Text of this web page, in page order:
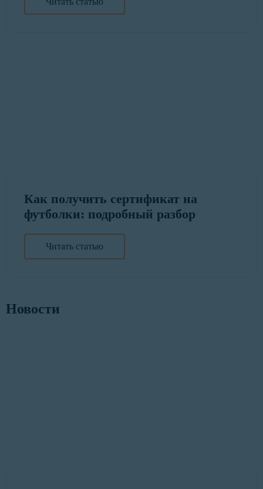
Как получить сертификат на
футболки: подробный разбор
Читать статью
Новости